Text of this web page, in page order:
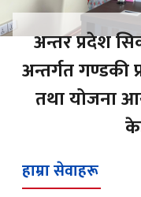
अन्तर प्रदेश
अन्तर्गत गण्डकी
तथा योजना
हाम्रा सेवाहरू